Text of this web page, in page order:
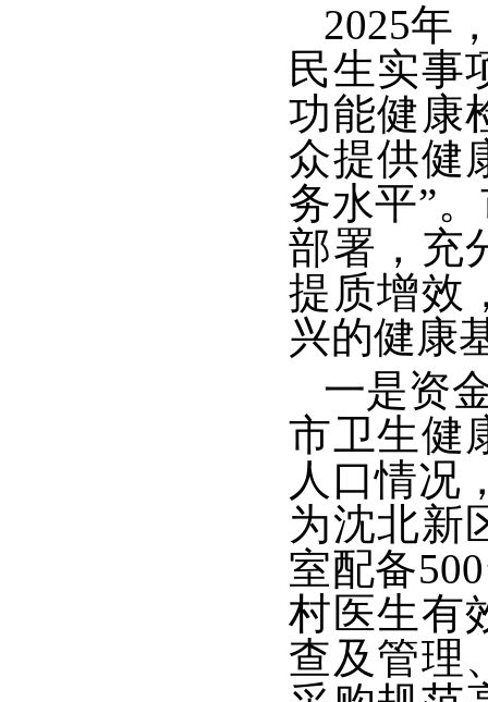
2025年
民生实事
功能健康
众提供健
务水平”
部署，充
提质增效
兴的健康
一是资
市卫生健
人口情况
为沈北新
室配备
村医生有
查及管理